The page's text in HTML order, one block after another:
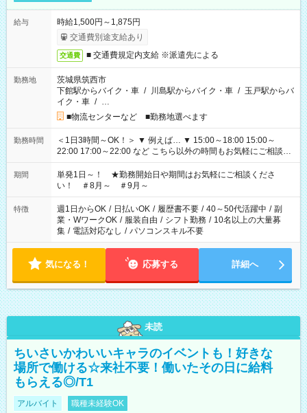
給与
時給1,500円～1,875円
交通費別途支給あり
交通費 ■ 交通費規定内支給 ※派遣先による
勤務地
茨城県筑西市
下館駅からバイク・車 / 川島駅からバイク・車 / 玉戸駅からバ
イク・車 / …
■物流センターなど ■勤務地選べます
勤務時間
＜1日3時間～OK！＞ ▼ 例えば… ▼ 15:00～18:00 15:00～
22:00 17:00～22:00 など こちら以外の時間もお気軽にご相談く
ださい！
期間
単発1日～！ ★勤務開始日や期間はお気軽にご相談くださ
い！ ＃8月～ ＃9月～
特徴 週1日からOK / 日払いOK / 履歴書不要 / 40～50代活躍中 / 副
業・WワークOK / 服装自由 / シフト勤務 / 10名以上の大量募
集 / 電話対応なし / パソコンスキル不要
気になる！ 応募する 詳細へ
未読
ちいさいかわいいキャラのイベントも！好きな
場所で働ける☆来社不要！働いたその日に給料
もらえる◎/T1
アルバイト 職種未経験OK